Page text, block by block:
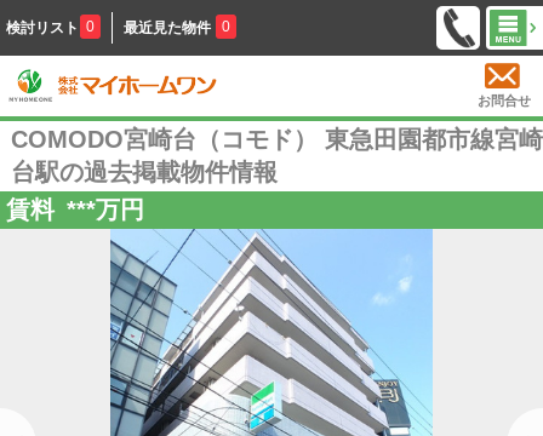
検討リスト 0 最近見た物件 0
お問合せ
COMODO宮崎台（コモド） 東急田園都市線宮崎
台駅の過去掲載物件情報
賃料 ***万円